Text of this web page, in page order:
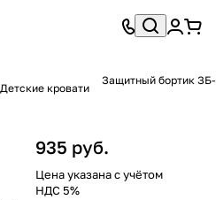
Детские кровати
Защитный бортик
935 руб.
Цена указана с учётом
НДС 5%